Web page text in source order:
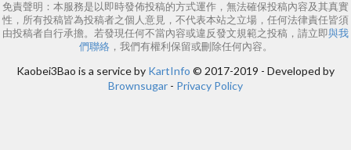
免責聲明：本服務是以即時發佈投稿的方式運作，無法確保投稿內容及其真實
性，所有投稿皆為投稿者之個人意見，不代表本站之立場，任何法律責任皆須
由投稿者自行承擔。若發現任何不當內容或違反發文規範之投稿，請立即與我
們聯絡，我們有權利保留或刪除任何內容。
Kaobei3Bao is a service by KartInfo © 2017-2019 - Developed by
Brownsugar - Privacy Policy